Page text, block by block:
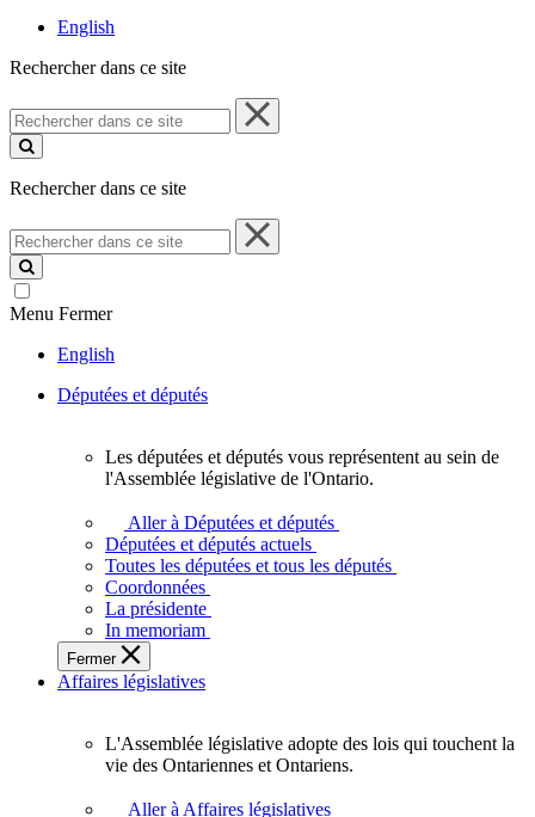
English
Rechercher dans ce site
Rechercher
dans
ce
Rechercher dans ce site
Rechercher
dans
ce
site
Menu Fermer
English
Députées et députés
députés
vous
représentent
sein
de
l'Assemblée
législative
l'Ontario.
Les députées et députés vous représentent au sein de
l'Assemblée législative de l'Ontario.
Aller à Députées et députés
Députées et députés actuels
Toutes les députées et tous les députés
Coordonnées
La présidente
In memoriam
Fermer
Affaires législatives
L'Assemblée
adopte
L'Assemblée législative adopte des lois qui touchent la
vie des Ontariennes et Ontariens.
Aller à Affaires législatives